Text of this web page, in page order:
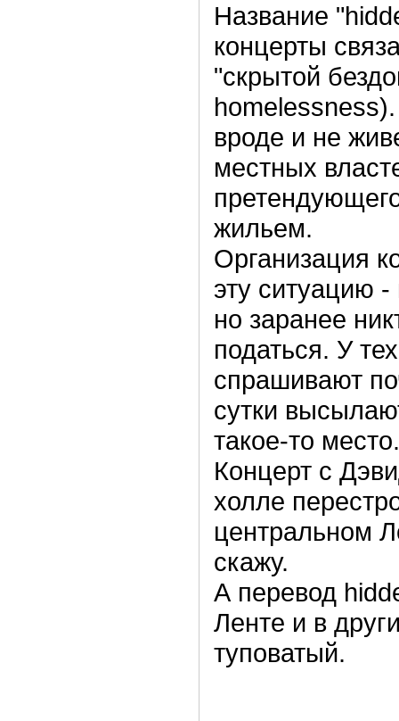
Название
концерты
"скрытой
вроде и не
местных
жильем.
Организация
эту ситуацию -
но заранее
податься. У
спрашивают
сутки
такое-то место.
Концерт с
холле
центральном
скажу.
А перевод
Ленте и в
туповатый.